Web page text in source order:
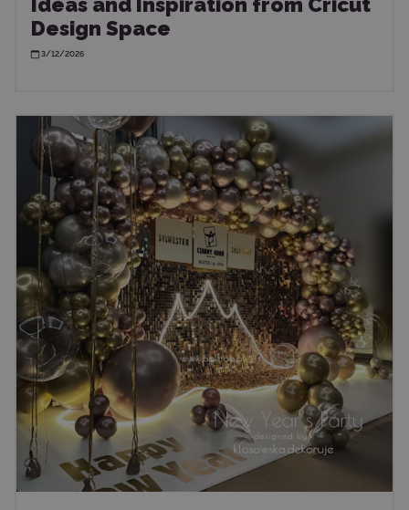
Design Space
3/12/2026